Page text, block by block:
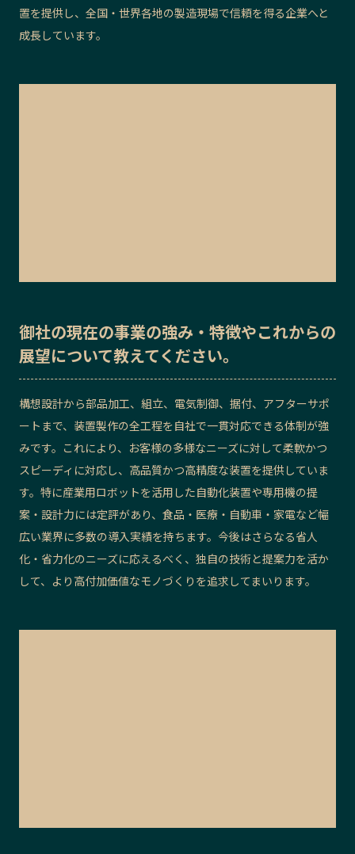
置を提供し、全国・世界各地の製造現場で信頼を得る企業へと
成長しています。
御社の現在の事業の強み・特徴やこれからの
展望について教えてください。
構想設計から部品加工、組立、電気制御、据付、アフターサポ
ートまで、装置製作の全工程を自社で一貫対応できる体制が強
みです。これにより、お客様の多様なニーズに対して柔軟かつ
スピーディに対応し、高品質かつ高精度な装置を提供していま
す。特に産業用ロボットを活用した自動化装置や専用機の提
案・設計力には定評があり、食品・医療・自動車・家電など幅
広い業界に多数の導入実績を持ちます。今後はさらなる省人
化・省力化のニーズに応えるべく、独自の技術と提案力を活か
して、より高付加価値なモノづくりを追求してまいります。